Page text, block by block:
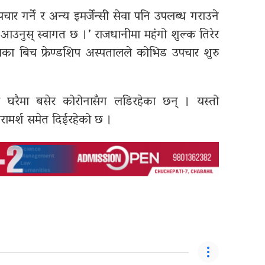
गर्ने र अन्य इमर्जेन्सी सेवा पनि उपलब्ध गराउने
आउनुस् स्वागत छ ।’ राजधानीमा महंगो शुल्क तिरेर
बिच फ्रेण्डशिप अस्पतालले कोभिड उपचार शुरु
बसेर कोरोनासँग लडिरहेका छन् । यस्तो
समेत दिईरहेको छ ।